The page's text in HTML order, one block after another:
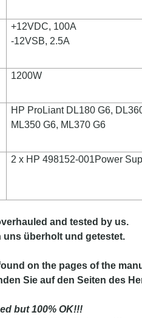
+12VDC, 100A
-12VSB, 2.5A
1200W
HP ProLiant DL180 G6,
ML350 G6, ML370 G6
2 x HP 498152-001Power
and tested by us.
uns überholt und getestet.
on the pages of the
Sie auf den Seiten des
but 100% OK!!!